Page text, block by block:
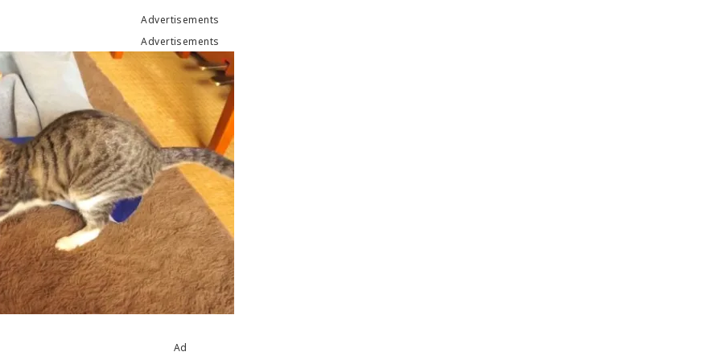
Advertisements
Advertisements
Ad